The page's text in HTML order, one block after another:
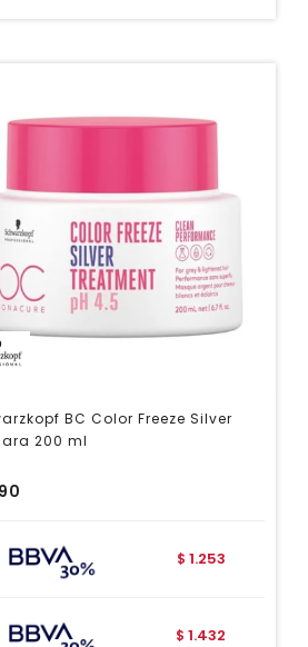
BC Color Freeze Silver
200 ml
$ 1.253
$ 1.432